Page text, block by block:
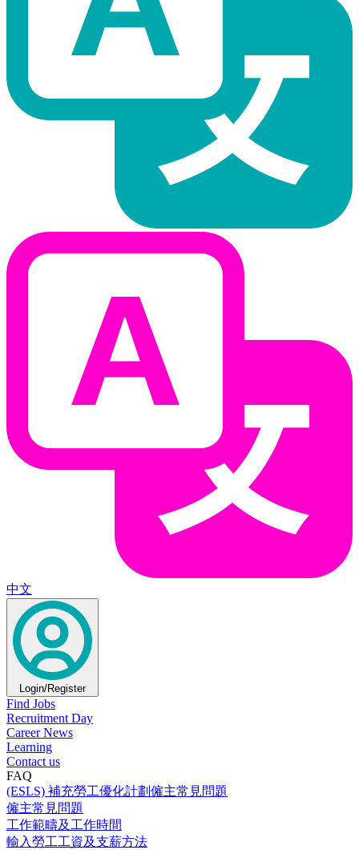
中文
Login/Register
Find Jobs
Recruitment Day
Career News
Learning
Contact us
FAQ
(ESLS) 補充勞工優化計劃僱主常見問題
僱主常見問題
工作範疇及工作時間
輸入勞工工資及支薪方法